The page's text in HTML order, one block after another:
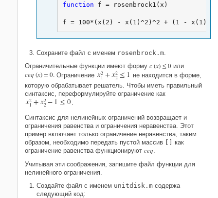
function f = rosenbrock1(x)
f = 100*(x(2) - x(1)^2)^2 + (1 -
Сохраните файл с именем rosenbrock.m
Ограничительные функции имеют форму c(x) ≤ 0 или
ceq(x) = 0. Ограничение x2
1 +x2
2 ≤ 1 не находится в форме,
которую обрабатывает решатель. Чтобы иметь правильный
синтаксис, переформулируйте ограничение как
x2
1 +x2
2 − 1 ≤ 0
Синтаксис для нелинейных ограничений возвращает и
ограничения равенства и ограничения неравенства. Этот
пример включает только ограничение неравенства, таким
образом, необходимо передать пустой массив
как
ограничение равенства функционируют ceq
Учитывая эти соображения, запишите файл функции для
нелинейного ограничения.
Создайте файл с именем unitdisk.m содержа
следующий код: